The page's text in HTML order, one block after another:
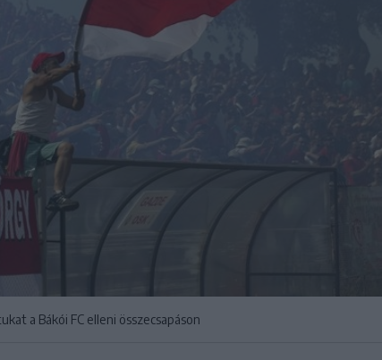
a Bákói FC elleni összecsapáson